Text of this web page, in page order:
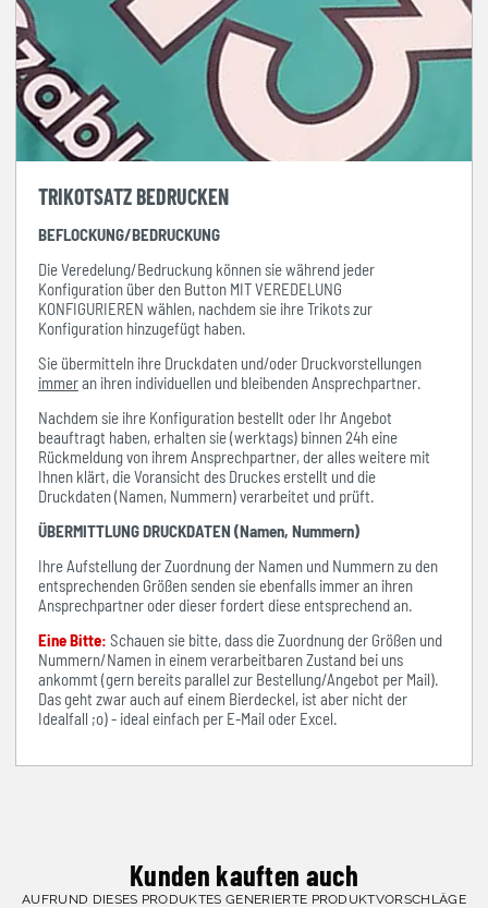
TRIKOTSATZ BEDRUCKEN
BEFLOCKUNG/BEDRUCKUNG
Die Veredelung/Bedruckung können sie während jeder
Konfiguration über den Button MIT VEREDELUNG
KONFIGURIEREN wählen, nachdem sie ihre Trikots zur
Konfiguration hinzugefügt haben.
Sie übermitteln ihre Druckdaten und/oder Druckvorstellungen
immeran ihren individuellen und bleibenden Ansprechpartner.
Nachdem sie ihre Konfiguration bestellt oder Ihr Angebot
beauftragt haben, erhalten sie (werktags) binnen 24h eine
Rückmeldung von ihrem Ansprechpartner, der alles weitere mit
Ihnen klärt, die Voransicht des Druckes erstellt und die
Druckdaten (Namen, Nummern) verarbeitet und prüft.
ÜBERMITTLUNG DRUCKDATEN (Namen, Nummern)
Ihre Aufstellung der Zuordnung der Namen und Nummern zu den
entsprechenden Größen senden sie ebenfalls immer an ihren
Ansprechpartner oder dieser fordert diese entsprechend an.
Eine Bitte: Schauen sie bitte, dass die Zuordnung der Größen und
Nummern/Namen in einem verarbeitbaren Zustand bei uns
ankommt (gern bereits parallel zur Bestellung/Angebot per Mail).
Das geht zwar auch auf einem Bierdeckel, ist aber nicht der
Idealfall ;o) - ideal einfach per E-Mail oder Excel.
Kunden kauften auch
AUFRUND DIESES PRODUKTES GENERIERTE PRODUKTVORSCHLÄGE